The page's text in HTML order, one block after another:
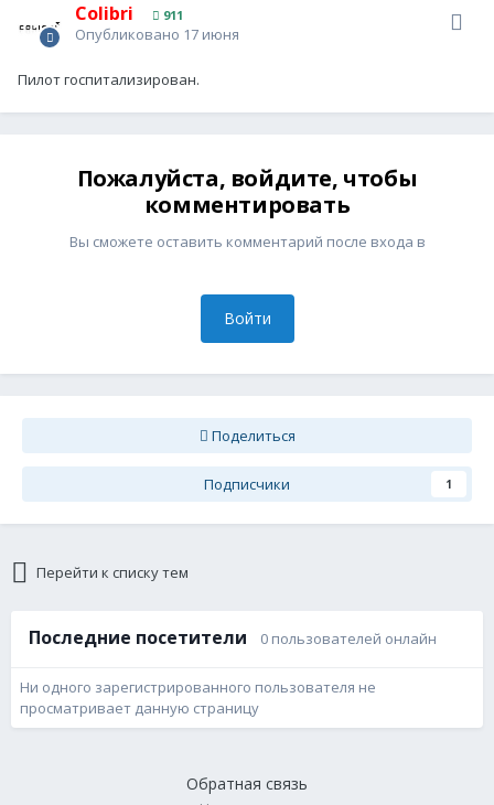
Colibri 911
Опубликовано 17 июня
Пилот госпитализирован.
Пожалуйста, войдите, чтобы
комментировать
Вы сможете оставить комментарий после входа в
Войти
Поделиться
Подписчики 1
Перейти к списку тем
Последние посетители 0 пользователей онлайн
Ни одного зарегистрированного пользователя не
просматривает данную страницу
Обратная связь